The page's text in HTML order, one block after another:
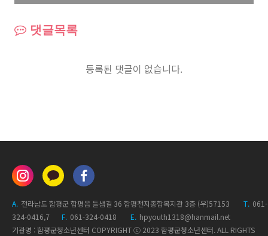
댓글목록
등록된 댓글이 없습니다.
A. 전라남도 함평군 함평읍 들샘길 36 함평천지종합복지관 3층 (우)57153 T. 061-
324-0416,7
F. 061-324-0418 E. hpyouth1318@hanmail.net
기관명 : 함평군청소년센터 COPYRIGHTⓒ 2023 함평군청소년센터. ALL RIGHTS